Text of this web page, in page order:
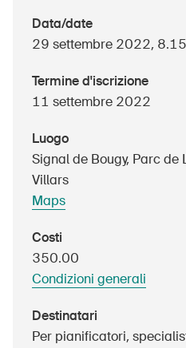
Politica
Sinus Plus
Campagne
Ordinare & scaricare materiali
Prodotti sicuri
Approfondimenti giuridici
Delegate e delegati alla
Data/date
29 settembre 2022,
Termine d'iscrizione
11 settembre 2022
Luogo
Signal de Bougy, Parc
Villars
Maps
Costi
350.00
Condizioni generali
Destinatari
Per pianificatori,